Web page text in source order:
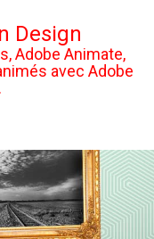
Design
Adobe Animate,
avec Adobe